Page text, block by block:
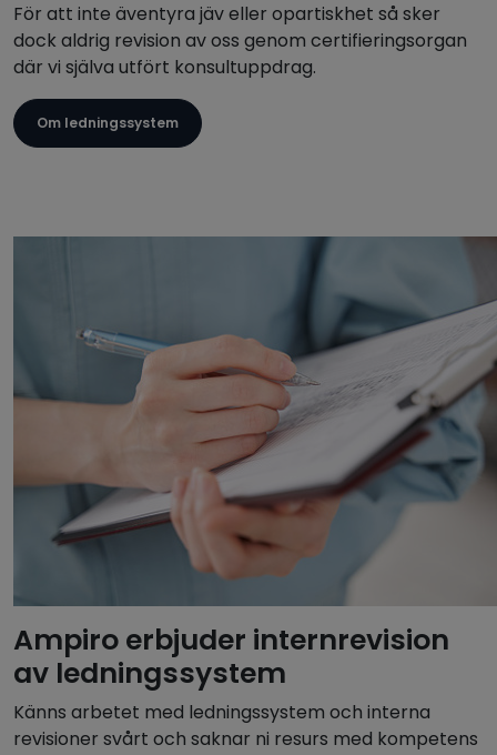
För att inte äventyra jäv eller opartiskhet så sker
dock aldrig revision av oss genom certifieringsorgan
där vi själva utfört konsultuppdrag.
Om ledningssystem
Ampiro erbjuder internrevision
av ledningssystem
Känns arbetet med ledningssystem och interna
revisioner svårt och saknar ni resurs med kompetens